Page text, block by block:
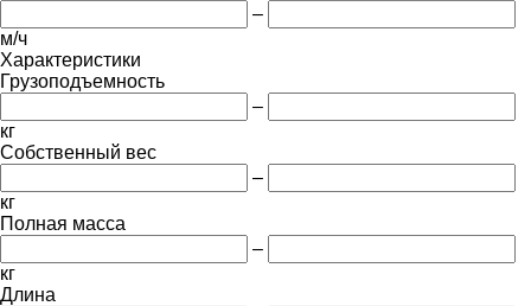
–
м/ч
Характеристики
Грузоподъемность
–
кг
Собственный вес
–
кг
Полная масса
–
кг
Длина